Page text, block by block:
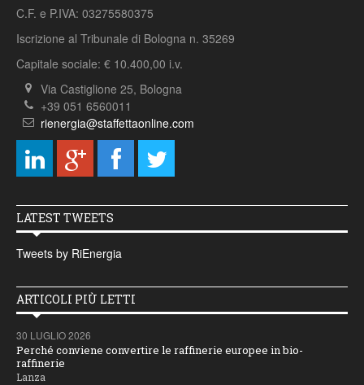
C.F. e P.IVA: 03275580375
Iscrizione al Tribunale di Bologna n. 35269
Capitale sociale: € 10.400,00 i.v.
Via Castiglione 25, Bologna
+39 051 6560011
rienergia@staffettaonline.com
LATEST TWEETS
Tweets by RiEnergia
ARTICOLI PIÙ LETTI
30 LUGLIO 2026
Perché conviene convertire le raffinerie europee in bio-
raffinerie
Lanza